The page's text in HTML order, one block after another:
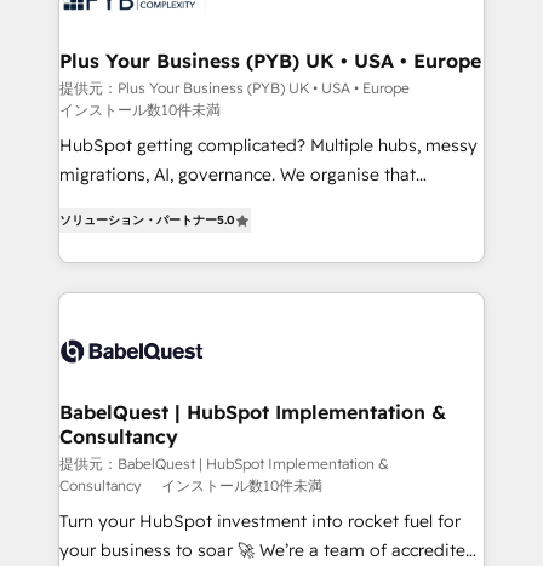
Town, Dubai & London. 500+ HubSpot CRM
implementations delivered. AI visibility coverage
across ChatGPT, Claude, Perplexity, Gemini and
Google AI Overviews. HubSpot Impact Award -
Customer First HubSpot Impact Award - Integrations
Migration Excellence HubSpot Impact Award -
Platform Excellence 40+ full-time HubSpot
professionals. 100s of certifications and
Plus Your Business (PYB) UK • USA • Europe
提供元：Plus Your Business (PYB) UK • USA • Europe
インストール数10件未満
HubSpot getting complicated? Multiple hubs, messy
migrations, AI, governance. We organise that
Welcome to our Profile! We help with: • CRM
implementation, reports, workflows, and team
training • CRM migration from Salesforce, Pipedrive,
custom API integrations • AI governance for
Boutique 'Elite' team of 12 • 150+ clients across Sales
Hub, Marketing Hub, Service Hub, Data Hub and
CMS • ISO/IEC 27001:2022, ISO 9001:2015, and ISO
42001:2023 certified - the AI management standard •
GuardHub: our AI governance framework, built on
ISO 42001 Ready for the next step? Click the 👈
ソリューション・パートナー5.0
BabelQuest | HubSpot Implementation &
Consultancy
提供元：BabelQuest | HubSpot Implementation &
Consultancy
インストール数10件未満
Turn your HubSpot investment into rocket fuel for
your business to soar 🚀 We’re a team of accredited